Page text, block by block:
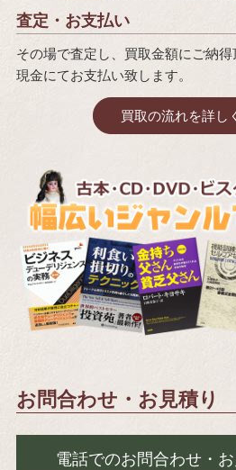
査定・お支払い
その場で査定し、買取金額にご納
現金にてお支払い致します。
買取の流れを詳し
お問合わせ・お見積り
電話でのお問合わせ・